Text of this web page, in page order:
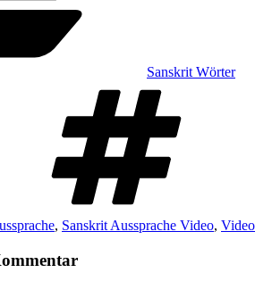
Sanskrit Wörter
, Sanskrit Aussprache Video, Video